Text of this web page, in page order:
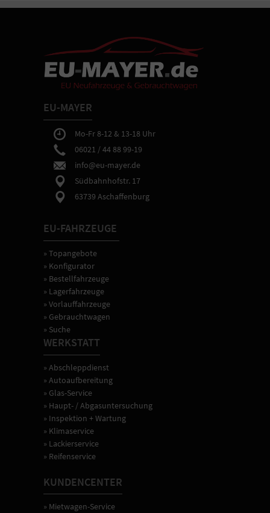
EU-MAYER
Mo-Fr 8-12 & 13-18 Uhr
06021 / 44 88 99-19
info@eu-mayer.de
Südbahnhofstr. 17
63739 Aschaffenburg
EU-FAHRZEUGE
» Topangebote
» Konfigurator
» Bestellfahrzeuge
» Lagerfahrzeuge
» Vorlauffahrzeuge
» Gebrauchtwagen
» Suche
WERKSTATT
» Abschleppdienst
» Autoaufbereitung
» Glas-Service
» Haupt- / Abgasuntersuchung
» Inspektion + Wartung
» Klimaservice
» Lackierservice
» Reifenservice
KUNDENCENTER
» Mietwagen-Service